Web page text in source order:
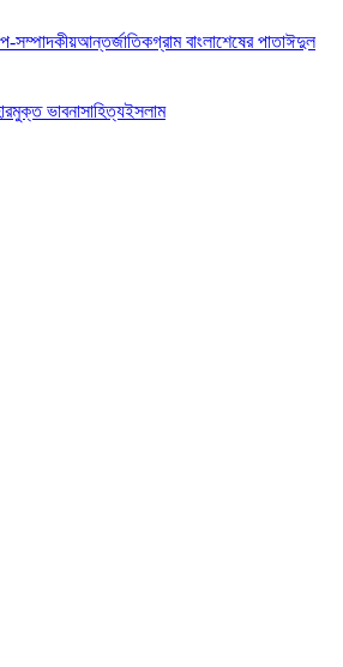
সম্পাদকীয়আন্তর্জাতিকগ্রাম বাংলাশেষের পাতাঈদুল
মুক্ত ভাবনাসাহিত্যইসলাম